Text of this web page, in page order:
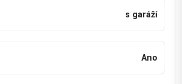
s garáží
Ano